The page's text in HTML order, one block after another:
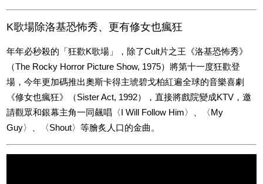
K歌場除洛基恐怖秀、更有修女也瘋狂
年年必秒殺的「狂歡K歌場」，除了Cult片之王《洛基恐怖秀》
（The Rocky Horror Picture Show, 1975）將第十一度狂歡登
場，今年更加碼推出奧斯卡得主琥碧戈柏紅遍全球的音樂喜劇
《修女也瘋狂》（Sister Act, 1992），直接將戲院變成KTV，邀
請觀眾和銀幕主角一同飆唱〈I Will Follow Him〉、〈My
Guy〉、〈Shout〉等膾炙人口的金曲。